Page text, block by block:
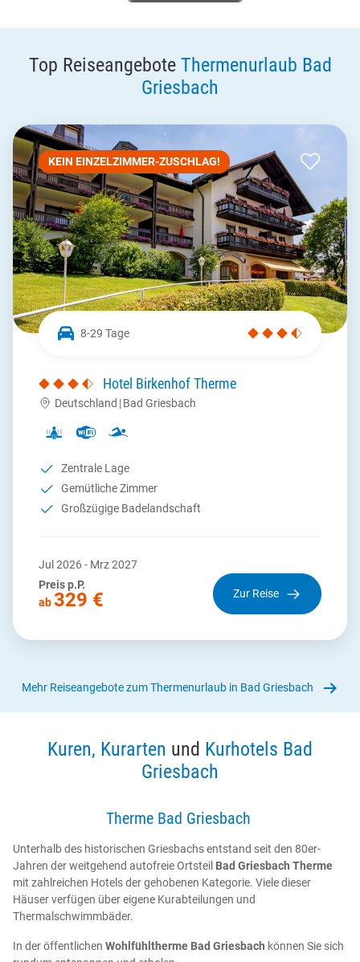
Top Reiseangebote Thermenurlaub Bad
Griesbach
KEIN EINZELZIMMER-ZUSCHLAG!
8-29 Tage
Hotel Birkenhof Therme
Deutschland |Bad Griesbach
Zentrale Lage
Gemütliche Zimmer
Großzügige Badelandschaft
Jul 2026 - Mrz 2027
Preis p.P.
ab329 € Zur Reise
Mehr Reiseangebote zum Thermenurlaub in Bad Griesbach
Kuren, Kurarten und Kurhotels Bad
Griesbach
Therme Bad Griesbach
Unterhalb des historischen Griesbachs entstand seit den 80er-
Jahren der weitgehend autofreie Ortsteil Bad Griesbach Therme
mit zahlreichen Hotels der gehobenen Kategorie. Viele dieser
Häuser verfügen über eigene Kurabteilungen und
Thermalschwimmbäder.
In der öffentlichen Wohlfühltherme Bad Griesbach können Sie sich